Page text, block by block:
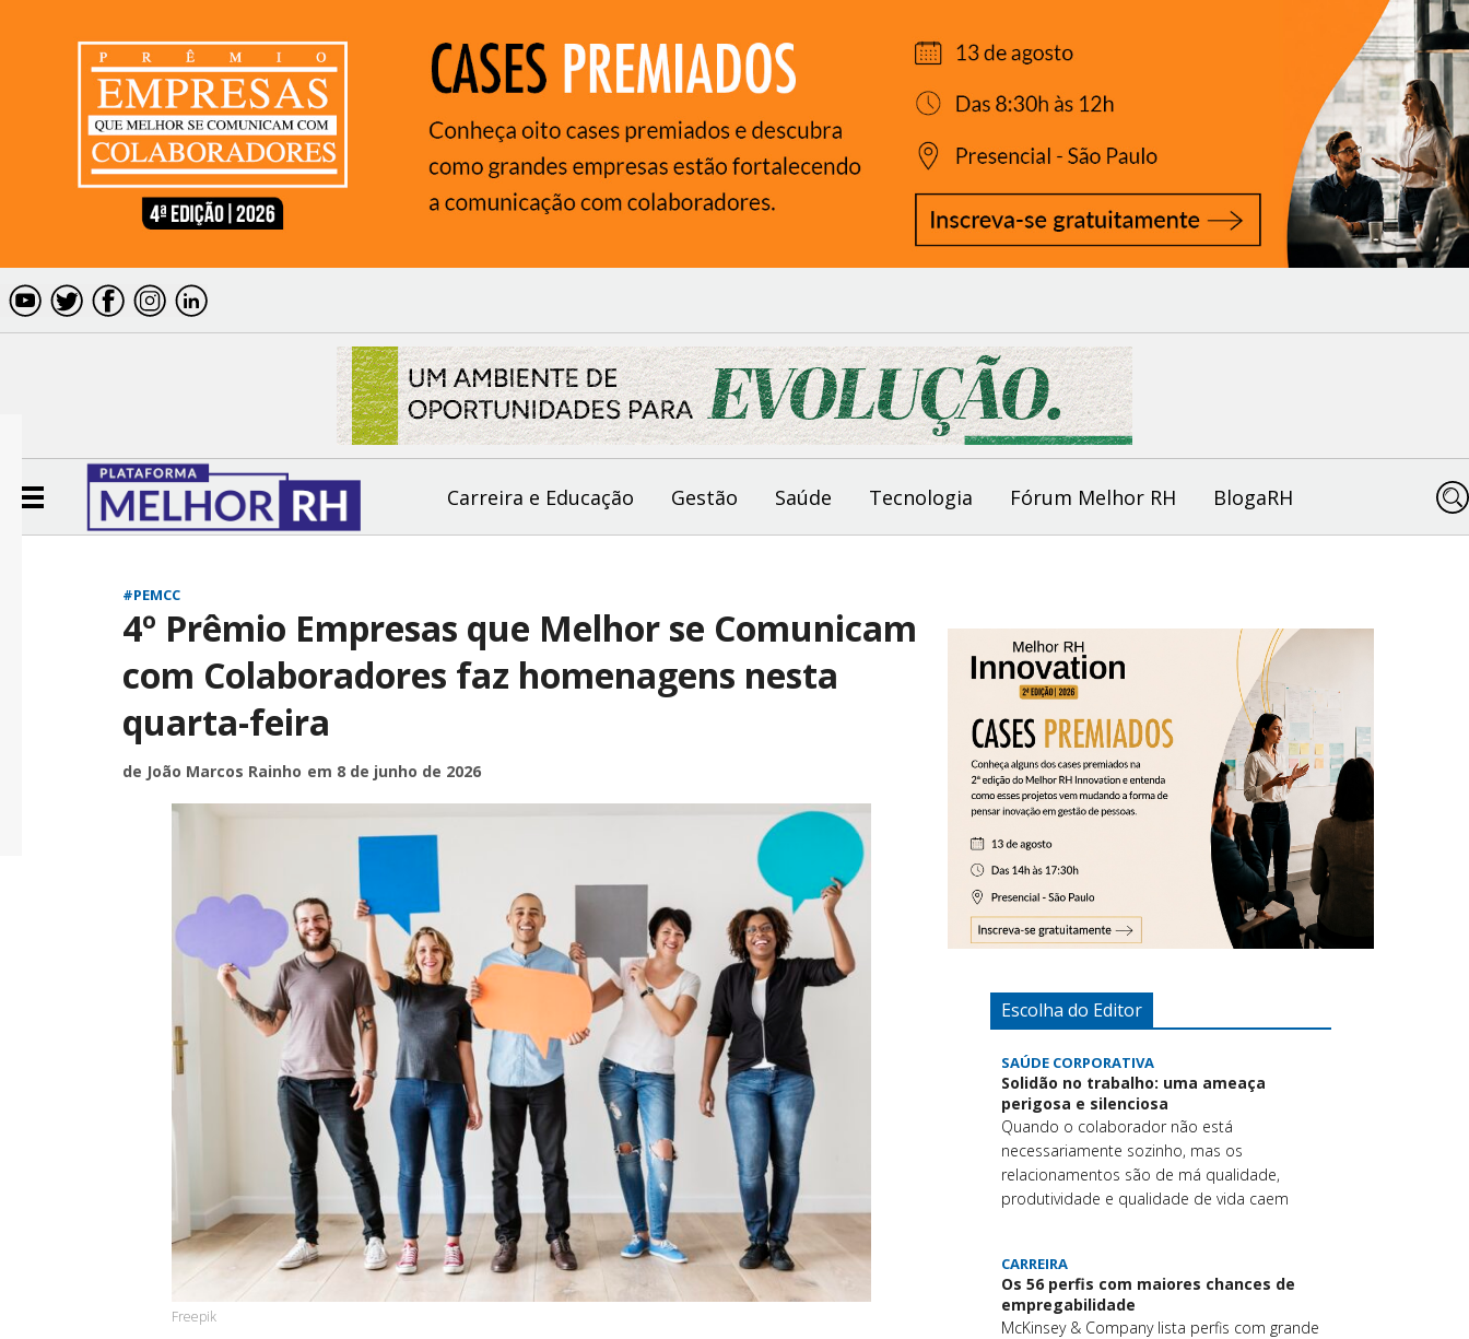
Carreira e Educação Gestão Saúde Tecnologia Fórum Melhor RH BlogaRH
#PEMCC
4º Prêmio Empresas que Melhor se Comunicam
com Colaboradores faz homenagens nesta
quarta-feira
de João Marcos Rainho em 8 de junho de 2026
Freepik
Escolha do Editor
SAÚDE CORPORATIVA
Solidão no trabalho: uma ameaça
perigosa e silenciosa
Quando o colaborador não está
necessariamente sozinho, mas os
relacionamentos são de má qualidade,
produtividade e qualidade de vida caem
CARREIRA
Os 56 perfis com maiores chances de
empregabilidade
McKinsey & Company lista perfis com grande